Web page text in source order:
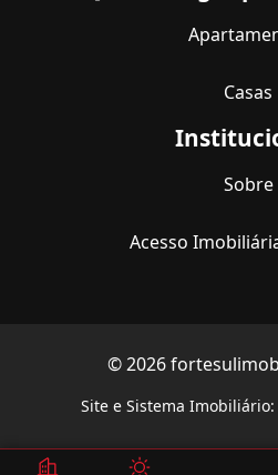
Casas
Sobre
Acesso
© 2026
Site e Sistema Imobiliário: